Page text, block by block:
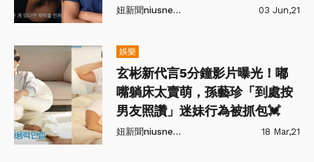
開！
妞新聞niusnews 03 Jun,21
娛樂
玄彬新代言5分鐘影片曝光！嘟
嘴躺床太賣萌，孫藝珍「到處按
男友照讚」迷妹行為被抓包💓
妞新聞niusnews 18 Mar,21